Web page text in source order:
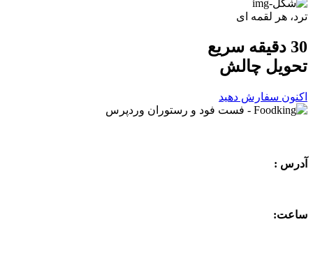
ترد، هر لقمه ای
30 دقیقه سریع
تحویل چالش
اکنون سفارش دهید
آدرس :
ساعت: